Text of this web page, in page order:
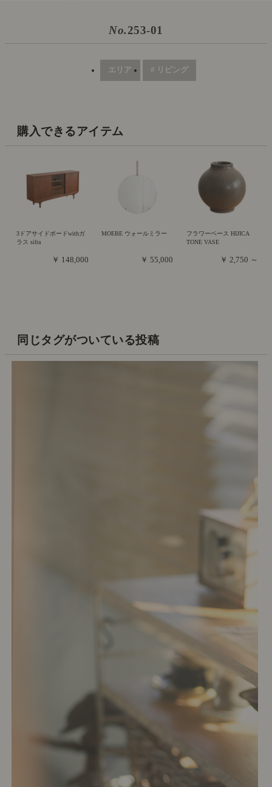
No.253-01
エリア # リビング
購入できるアイテム
3ドアサイドボードwithガ
ラス silta
￥ 148,000
MOEBE ウォールミラー
￥ 55,000
フラワーベース HIJICA
TONE VASE
￥ 2,750 ～
同じタグがついている投稿